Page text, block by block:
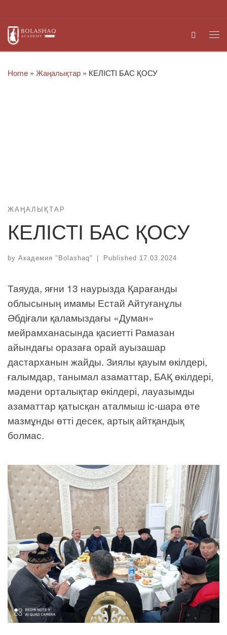
Search
Home » Жаңалықтар » КЕЛІСТІ БАС ҚОСУ
ЖАҢАЛЫҚТАР
КЕЛІСТІ БАС ҚОСУ
by Академия "Bolashaq" | Published 17.03.2024
Таяуда, яғни 13 наурызда Қарағанды
облысының имамы Естай Айтуғанұлы
Әбдіғали қаламыздағы «Думан»
мейрамханасында қасиетті Рамазан
айындағы оразаға орай ауызашар
дастарханын жайды. Зиялы қауым өкілдері,
ғалымдар, танымал азаматтар, БАҚ өкілдері,
мәдени орталықтар өкілдері, лауазымды
азаматтар қатысқан аталмыш іс-шара өте
мазмұнды өтті десек, артық айтқандық
болмас.